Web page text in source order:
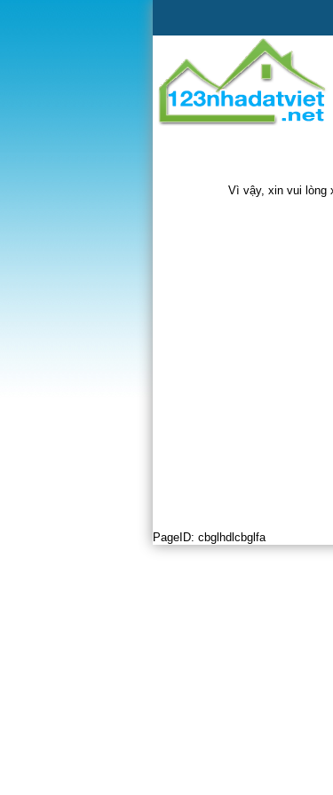
Vì vậy, xin vui lòng
PageID: cbglhdlcbglfa